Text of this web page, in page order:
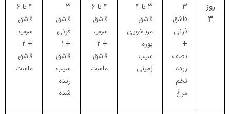
روز
3
3
قاشق
فرنی
+
نصف
زرده
تخم
مرغ
3 تا 4
قاشق
مرباخوری
پوره
سیب
زمینی
4 تا 6
قاشق
سوپ
+ 2
قاشق
ماست
3
قاشق
فرنی
+ 1
قاشق
سیب
رنده
شده
4 تا 6
قاشق
سوپ
+ 2
قاشق
ماست